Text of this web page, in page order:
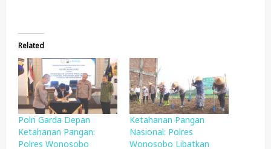
Related
Polri Garda Depan
Ketahanan Pangan:
Polres Wonosobo
Ketahanan Pangan
Nasional: Polres
Wonosobo Libatkan